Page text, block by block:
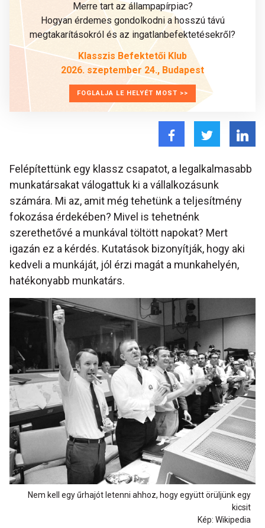
Merre tart az állampapírpiac?
Hogyan érdemes gondolkodni a hosszú távú
megtakarításokról és az ingatlanbefektetésekről?
Klasszis Befektetői Klub
2026. szeptember 24., Budapest
FOGLALJA LE HELYÉT MOST >>
Felépítettünk egy klassz csapatot, a legalkalmasabb
munkatársakat válogattuk ki a vállalkozásunk
számára. Mi az, amit még tehetünk a teljesítmény
fokozása érdekében? Mivel is tehetnénk
szerethetővé a munkával töltött napokat? Mert
igazán ez a kérdés. Kutatások bizonyítják, hogy aki
kedveli a munkáját, jól érzi magát a munkahelyén,
hatékonyabb munkatárs.
Nem kell egy űrhajót letenni ahhoz, hogy együtt örüljünk egy
kicsit
Kép: Wikipedia